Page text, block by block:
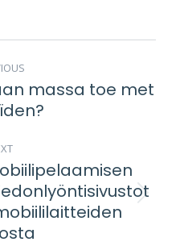
post:
massa toe met
Next
post: